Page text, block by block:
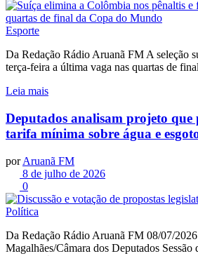
Esporte
Da Redação Rádio Aruanã FM A seleção
terça-feira a última vaga nas quartas de
Leia mais
Deputados analisam projeto que
tarifa mínima sobre água e
por Aruanã FM
8 de julho de 2026
0
Política
Da Redação Rádio Aruanã FM 08/07/
Magalhães/Câmara dos Deputados Sessão